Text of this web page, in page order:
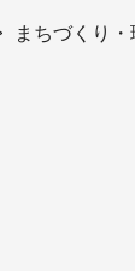
まちづくり・